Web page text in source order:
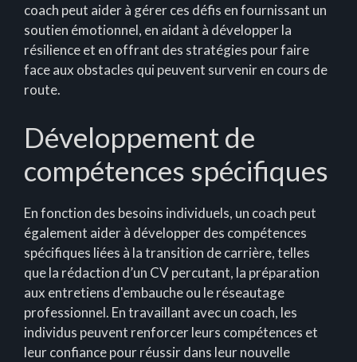
coach peut aider à gérer ces défis en fournissant un
soutien émotionnel, en aidant à développer la
résilience et en offrant des stratégies pour faire
face aux obstacles qui peuvent survenir en cours de
route.
Développement de
compétences spécifiques
En fonction des besoins individuels, un coach peut
également aider à développer des compétences
spécifiques liées à la transition de carrière, telles
que la rédaction d’un CV percutant, la préparation
aux entretiens d'embauche ou le réseautage
professionnel. En travaillant avec un coach, les
individus peuvent renforcer leurs compétences et
leur confiance pour réussir dans leur nouvelle